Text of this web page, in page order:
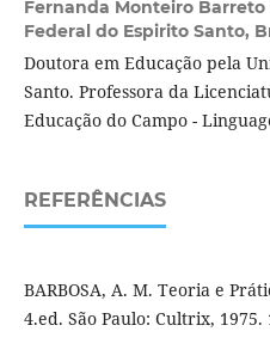
Fernanda Monteiro Barreto
Federal do Espirito Santo,
Doutora em Educação pela
Santo. Professora da
Educação do Campo -
REFERÊNCIAS
BARBOSA, A. M. Teoria e
4.ed. São Paulo: Cultrix, 1975.